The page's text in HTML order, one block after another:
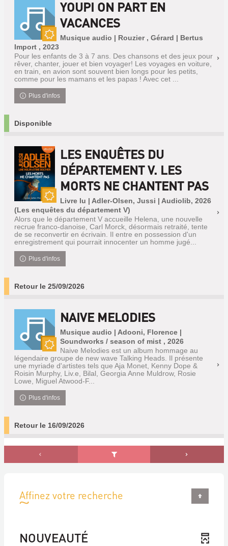
Nouveauté
YOUPI ON PART EN
VACANCES
Musique audio | Rouzier , Gérard | Bertus
Import , 2023
Pour les enfants de 3 à 7 ans. Des chansons et des jeux pour
rêver, chanter, jouer et bien voyager! Les voyages en voiture,
en train, en avion sont souvent bien longs pour les petits,
comme pour les mamans et les papas ! Avec cet ...
Plus d'infos
Disponible
Nouveauté
LES ENQUÊTES DU
DÉPARTEMENT V. LES
MORTS NE CHANTENT PAS
Livre lu | Adler-Olsen, Jussi | Audiolib, 2026
(Les enquêtes du département V)
Alors que le département V accueille Helena, une nouvelle
recrue franco-danoise, Carl Morck, désormais retraité, tente
de se reconvertir en écrivain. Il entre en possession d'un
enregistrement qui pourrait innocenter un homme jugé...
Plus d'infos
Retour le 25/09/2026
Nouveauté
NAIVE MELODIES
Musique audio | Adooni, Florence |
Soundworks / season of mist , 2026
Naive Melodies est un album hommage au
légendaire groupe de new wave Talking Heads. Il présente
une myriade d'artistes tels que Aja Monet, Kenny Dope &
Roisin Murphy, Liv.e, Bilal, Georgia Anne Muldrow, Rosie
Lowe, Miguel Atwood-F...
Plus d'infos
Retour le 16/09/2026
Affinez votre recherche
NOUVEAUTÉ